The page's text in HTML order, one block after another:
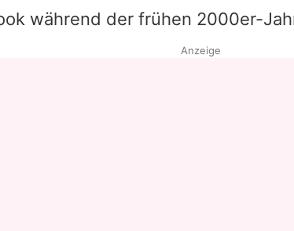
während der frühen 2000er-
Anzeige